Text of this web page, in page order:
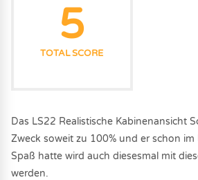
5
TOTAL SCORE
Das LS22 Realistische Kabinenansicht
Zweck soweit zu 100% und er schon im
Spaß hatte wird auch diesesmal mit
werden.